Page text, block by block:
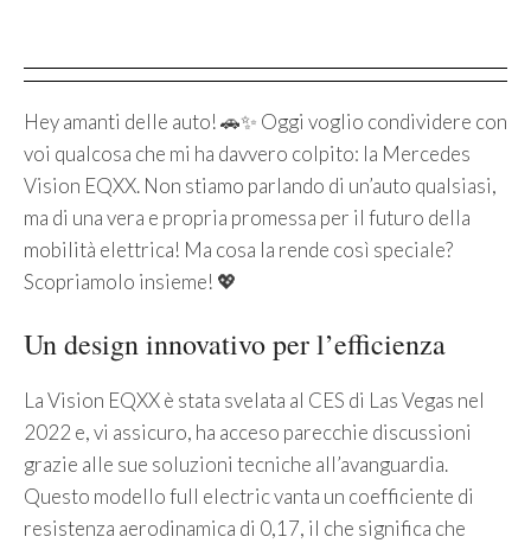
Hey amanti delle auto! 🚗✨ Oggi voglio condividere con
voi qualcosa che mi ha davvero colpito: la Mercedes
Vision EQXX. Non stiamo parlando di un’auto qualsiasi,
ma di una vera e propria promessa per il futuro della
mobilità elettrica! Ma cosa la rende così speciale?
Scopriamolo insieme! 💖
Un design innovativo per l’efficienza
La Vision EQXX è stata svelata al CES di Las Vegas nel
2022 e, vi assicuro, ha acceso parecchie discussioni
grazie alle sue soluzioni tecniche all’avanguardia.
Questo modello full electric vanta un coefficiente di
resistenza aerodinamica di 0,17, il che significa che